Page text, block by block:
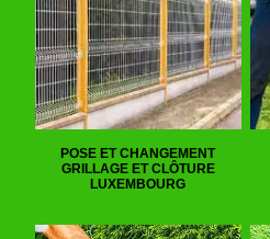
POSE ET CHANGEMENT
GRILLAGE ET CLÔTURE
LUXEMBOURG